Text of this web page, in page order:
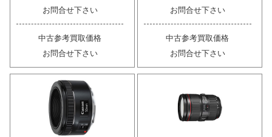
お問合せ下さい
中古参考買取価格
お問合せ下さい
お問合せ下さい
中古参考買取価格
お問合せ下さい